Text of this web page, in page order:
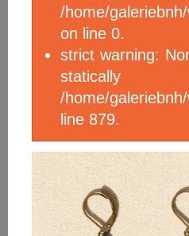
/home/
on line 0.
strict warning:
/home/
line 879.